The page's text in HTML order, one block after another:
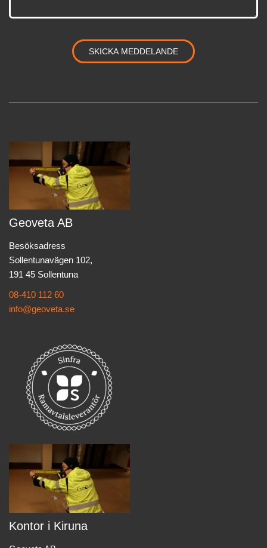
Geoveta AB
Besöksadress
Sollentunavägen 102,
191 45 Sollentuna
08-410 112 60
info@geoveta.se
Kontor i Kiruna